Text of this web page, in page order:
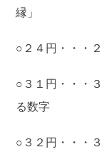
縁」
○２４円・・・
○３１円・・・
る数字
○３２円・・・